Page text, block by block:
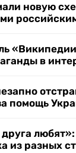
новую
в
помощь
из разных